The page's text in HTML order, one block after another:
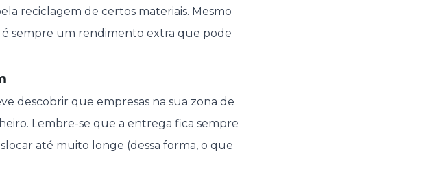
reciclagem de certos materiais. Mesmo
sempre um rendimento extra que pode
descobrir que empresas na sua zona de
Lembre-se que a entrega fica sempre
até muito longe (dessa forma, o que